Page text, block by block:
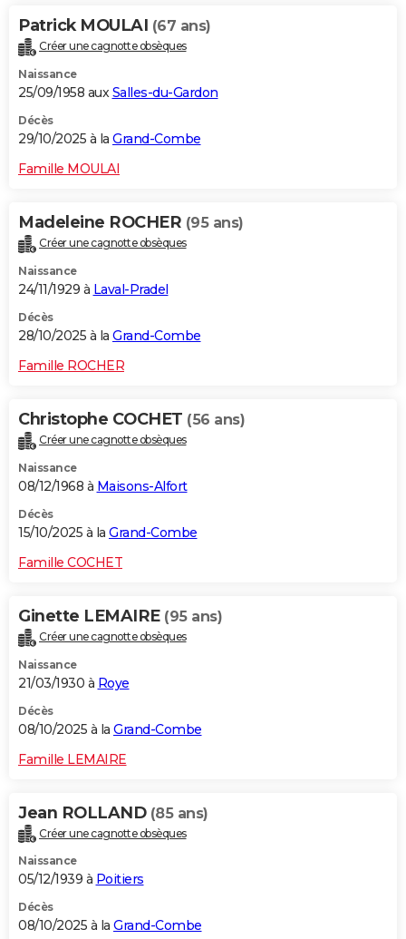
Patrick MOULAI (67 ans)
Créer une cagnotte obsèques
Naissance
25/09/1958 auxSalles-du-Gardon
Décès
29/10/2025 à la Grand-Combe
Famille MOULAI
Madeleine ROCHER (95 ans)
Créer une cagnotte obsèques
Naissance
24/11/1929 à Laval-Pradel
Décès
28/10/2025 à la Grand-Combe
Famille ROCHER
Christophe COCHET (56 ans)
Créer une cagnotte obsèques
Naissance
08/12/1968 à Maisons-Alfort
Décès
15/10/2025 à la Grand-Combe
Famille COCHET
Ginette LEMAIRE (95 ans)
Créer une cagnotte obsèques
Naissance
21/03/1930 à Roye
Décès
08/10/2025 à la Grand-Combe
Famille LEMAIRE
Jean ROLLAND (85 ans)
Créer une cagnotte obsèques
Naissance
05/12/1939 à Poitiers
Décès
08/10/2025 à la Grand-Combe